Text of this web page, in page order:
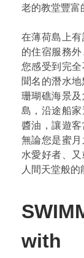
老的教堂豐富
在薄荷島上
的住宿服務
您感受到完
聞名的潛水
珊瑚礁海景
島，沿途船
醬油，讓遊客
無論您是蜜
水愛好者、
人間天堂般的
with